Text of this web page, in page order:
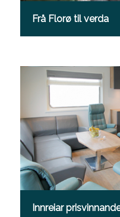
Frå Florø til verda
Innreiar